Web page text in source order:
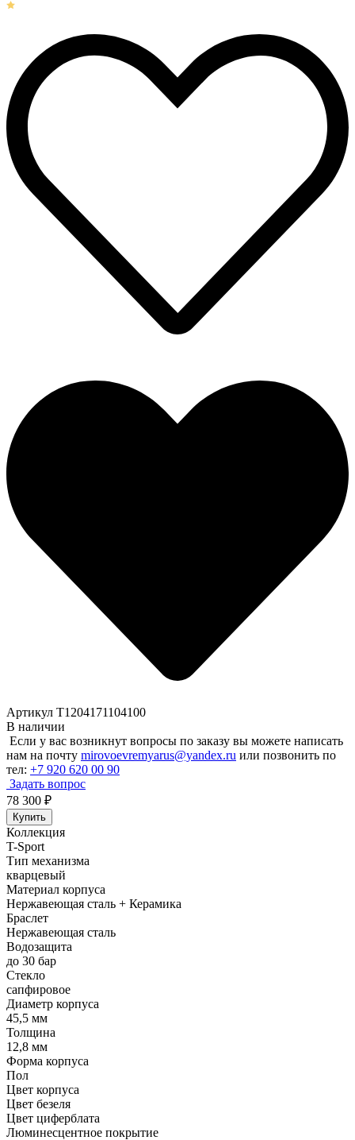
Артикул T1204171104100
В наличии
Если у вас возникнут вопросы по заказу вы можете написать
нам на почту mirovoevremyarus@yandex.ru или позвонить по
тел: +7 920 620 00 90
Задать вопрос
78 300 ₽
Купить
Коллекция
T-Sport
Тип механизма
кварцевый
Материал корпуса
Нержавеющая сталь + Керамика
Браслет
Нержавеющая сталь
Водозащита
до 30 бар
Стекло
сапфировое
Диаметр корпуса
45,5 мм
Толщина
12,8 мм
Форма корпуса
Пол
Цвет корпуса
Цвет безеля
Цвет циферблата
Люминесцентное покрытие